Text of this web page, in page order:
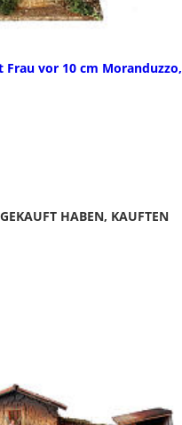
vor 10 cm Moranduzzo,
HABEN, KAUFTEN